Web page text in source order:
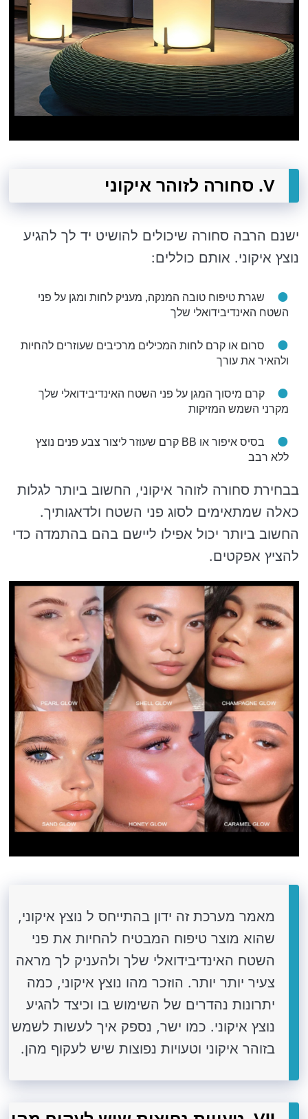
V. סחורה לזוהר איקוני
ישנם הרבה סחורה שיכולים להושיט יד לך להגיע
נוצץ איקוני. אותם כוללים:
שגרת טיפוח טובה המנקה, מעניק לחות ומגן על פני
השטח האינדיבידואלי שלך
סרום או קרם לחות המכילים מרכיבים שעוזרים להחיות
ולהאיר את עורך
קרם מיסוך המגן על פני השטח האינדיבידואלי שלך
מקרני השמש המזיקות
בסיס איפור או BB קרם שעוזר ליצור צבע פנים נוצץ
ללא רבב
בבחירת סחורה לזוהר איקוני, החשוב ביותר לגלות
כאלה שמתאימים לסוג פני השטח ולדאגותיך.
החשוב ביותר יכול אפילו ליישם בהם בהתמדה כדי
להציץ אפקטים.
מאמר מערכת זה ידון בהתייחס ל נוצץ איקוני,
שהוא מוצר טיפוח המבטיח להחיות את פני
השטח האינדיבידואלי שלך ולהעניק לך מראה
צעיר יותר יותר. הוזכר מהו נוצץ איקוני, כמה
יתרונות נהדרים של השימוש בו וכיצד להגיע
נוצץ איקוני. כמו ישר, נספק איך לעשות לשמש
בזוהר איקוני וטעויות נפוצות שיש לעקוף מהן.